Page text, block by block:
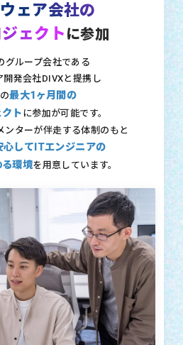
ェア会社の
ェクト に参加
グループ会社である
開発会社DIVXと提携し
最大1ヶ月間の
ト に参加が可能です。
ンターが伴走する体制のもと
心してITエンジニアの
環境を用意しています。